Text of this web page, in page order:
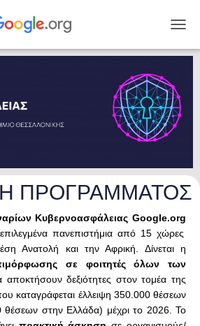
ΠΡΟΓΡΑΜΜΑΤΟΣ
Κυβερνοασφάλειας Google.org
πανεπιστήμια από 15 χώρες
Ανατολή και την Αφρική. Δίνεται η
σε φοιτητές όλων των
αποκτήσουν δεξιότητες στον τομέα της
καταγράφεται έλλειψη 350.000 θέσεων
στην Ελλάδα) μέχρι το 2026. Το